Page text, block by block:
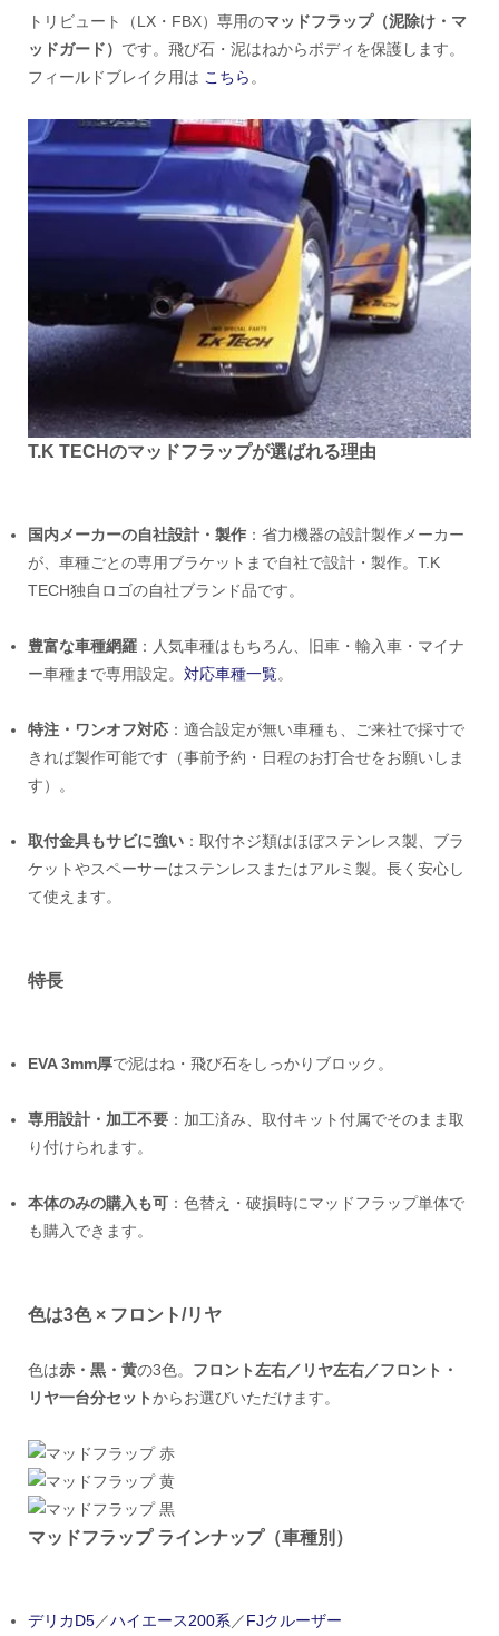
トリビュート（LX・FBX）専用のマッドフラップ（泥除け・マ
ッドガード） です。飛び石・泥はねからボディを保護します。
フィールドブレイク用は こちら 。
T.K TECHのマッドフラップが選ばれる理由
国内メーカーの自社設計・製作 ：省力機器の設計製作メーカー
が、車種ごとの専用ブラケットまで自社で設計・製作。T.K
TECH独自ロゴの自社ブランド品です。
豊富な車種網羅 ：人気車種はもちろん、旧車・輸入車・マイナ
ー車種まで専用設定。対応車種一覧。
特注・ワンオフ対応 ：適合設定が無い車種も、ご来社で採寸で
きれば製作可能です（事前予約・日程のお打合せをお願いしま
す）。
取付金具もサビに強い ：取付ネジ類はほぼステンレス製、ブラ
ケットやスペーサーはステンレスまたはアルミ製。長く安心し
て使えます。
特長
EVA 3mm厚で泥はね・飛び石をしっかりブロック。
専用設計・加工不要 ：加工済み、取付キット付属でそのまま取
り付けられます。
本体のみの購入も可 ：色替え・破損時にマッドフラップ単体で
も購入できます。
色は3色 × フロント/リヤ
色は赤・黒・黄の3色。 フロント左右／リヤ左右／フロント・
リヤ一台分セットからお選びいただけます。
マッドフラップ ラインナップ（車種別）
デリカD5／ハイエース200系 ／FJクルーザー